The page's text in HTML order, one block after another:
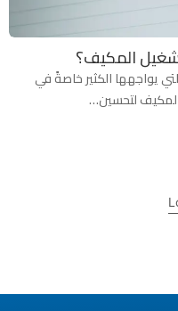
المكيف؟
يواجهها الكثير خاصةً في
لتحسين…